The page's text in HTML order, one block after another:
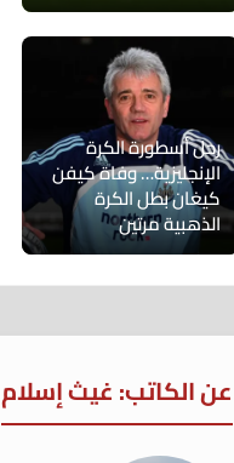
رحل أسطورة الكرة
الإنجليزية… وفاة كيفن
كيغان بطل الكرة
الذهبية مرتين
عن الكاتب: غيث إسلام